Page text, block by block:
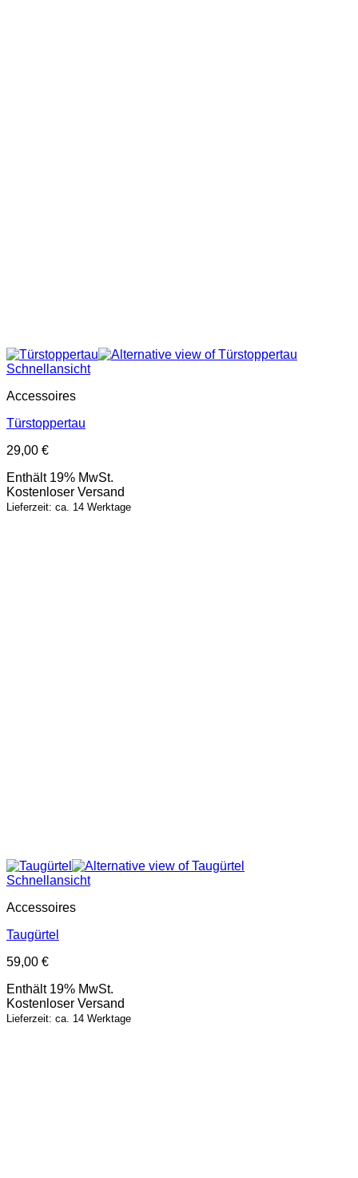
Schnellansicht
Accessoires
Türstoppertau
29,00 €
Enthält 19% MwSt.
Kostenloser Versand
Lieferzeit: ca. 14 Werktage
Schnellansicht
Accessoires
Taugürtel
59,00 €
Enthält 19% MwSt.
Kostenloser Versand
Lieferzeit: ca. 14 Werktage